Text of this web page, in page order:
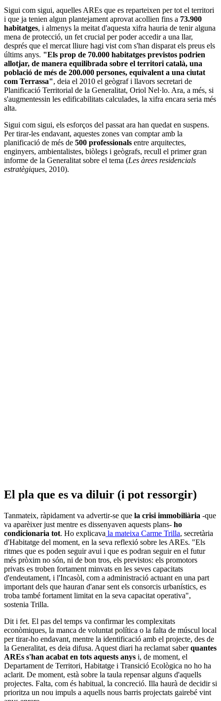
Sigui com sigui, aquelles AREs que es reparteixen per tot el territori
i que ja tenien algun plantejament aprovat acollien fins a 73.900
habitatges, i almenys la meitat d'aquesta xifra hauria de tenir alguna
mena de protecció, un fet crucial per poder accedir a una llar,
després que el mercat lliure hagi vist com s'han disparat els preus els
últims anys. "Els prop de 70.000 habitatges previstos podrien
allotjar, de manera equilibrada sobre el territori català, una
població de més de 200.000 persones, equivalent a una ciutat
com Terrassa", deia el 2010 el geògraf i llavors secretari de
Planificació Territorial de la Generalitat, Oriol Nel·lo. Ara, a més, si
s'augmentessin les edificabilitats calculades, la xifra encara seria més
alta.
Sigui com sigui, els esforços del passat ara han quedat en suspens.
Per tirar-les endavant, aquestes zones van comptar amb la
planificació de més de 500 professionals entre arquitectes,
enginyers, ambientalistes, biòlegs i geògrafs, recull el primer gran
informe de la Generalitat sobre el tema (Les àrees residencials
estratègiques, 2010).
El pla que es va diluir (i pot ressorgir)
Tanmateix, ràpidament va advertir-se que la crisi immobiliària -que
va aparèixer just mentre es dissenyaven aquests plans- ho
condicionaria tot. Ho explicava la mateixa Carme Trilla, secretària
d'Habitatge del moment, en la seva reflexió sobre les AREs. "Els
ritmes que es poden seguir avui i que es podran seguir en el futur
més pròxim no són, ni de bon tros, els previstos: els promotors
privats es troben fortament minvats en les seves capacitats
d'endeutament, i l'Incasòl, com a administració actuant en una part
important dels que hauran d'anar sent els consorcis urbanístics, es
troba també fortament limitat en la seva capacitat operativa",
sostenia Trilla.
Dit i fet. El pas del temps va confirmar les complexitats
econòmiques, la manca de voluntat política o la falta de múscul local
per tirar-ho endavant, mentre la identificació amb el projecte, des de
la Generalitat, es deia difusa. Aquest diari ha reclamat saberquantes
AREs s'han acabat en tots aquests anys i, de moment, el
Departament de Territori, Habitatge i Transició Ecològica no ho ha
aclarit. De moment, està sobre la taula repensar alguns d'aquells
projectes. Falta, com és habitual, la concreció. Illa haurà de decidir si
prioritza un nou impuls a aquells nous barris projectats gairebé vint